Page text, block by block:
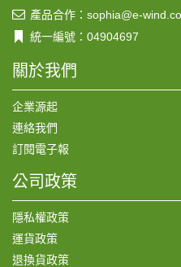
產品合作：sophia@e-
統一編號：04904697
關於我們
企業源起
連絡我們
訂閱電子報
公司政策
隱私權政策
運貨政策
退換貨政策